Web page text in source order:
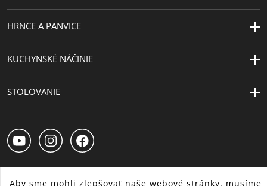
HRNCE A PANVICE
KUCHYNSKÉ NÁČINIE
STOLOVANIE
Aby sme mohli zlepšovať naše webové stránky, musíme